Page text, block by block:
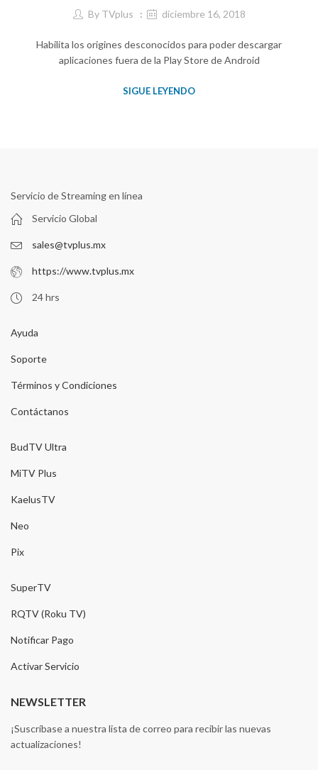
By TVplus diciembre 16, 2018
Habilita los origines desconocidos para poder descargar
aplicaciones fuera de la Play Store de Android
SIGUE LEYENDO
Servicio de Streaming en línea
Servicio Global
sales@tvplus.mx
https://www.tvplus.mx
24 hrs
Ayuda
Soporte
Términos y Condiciones
Contáctanos
BudTV Ultra
MiTV Plus
KaelusTV
Neo
Pix
SuperTV
RQTV (Roku TV)
Notificar Pago
Activar Servicio
NEWSLETTER
¡Suscríbase a nuestra lista de correo para recibir las nuevas
actualizaciones!